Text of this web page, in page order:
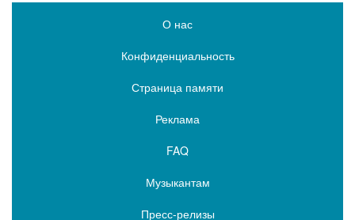
О нас
Конфиденциальность
Страница памяти
Реклама
FAQ
Музыкантам
Пресс-релизы